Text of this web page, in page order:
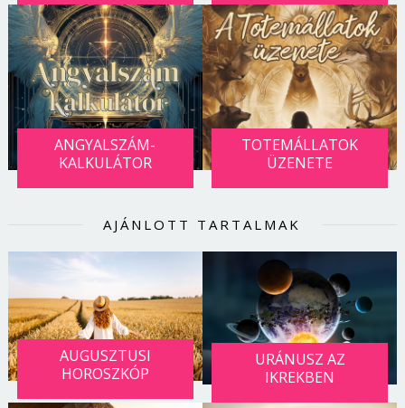
ANGYALSZÁM-
KALKULÁTOR
TOTEMÁLLATOK
ÜZENETE
AJÁNLOTT TARTALMAK
AUGUSZTUSI
HOROSZKÓP
URÁNUSZ AZ
IKREKBEN